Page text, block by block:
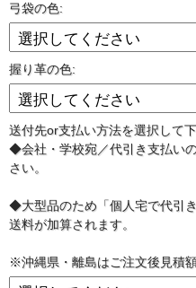
弓袋の色:
握り革の色:
送付先or支払い方法を選択して
◆会社・学校宛／代引き支払い
さい。
◆大型品のため「個人宅で代引
送料が加算されます。
※沖縄県・離島はご注文後見積